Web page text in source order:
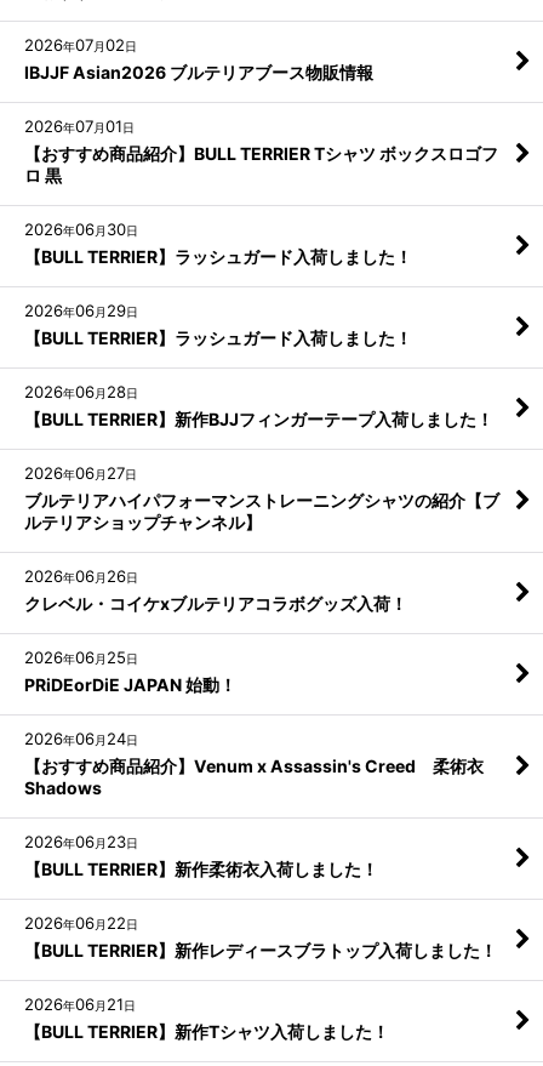
2026年07月02日
IBJJF Asian2026 ブルテリアブース物販情報
2026年07月01日
【おすすめ商品紹介】BULL TERRIER Tシャツ ボックスロゴフ
ロ 黒
2026年06月 30日
【BULL TERRIER】ラッシュガード入荷しました！
2026年06月 29日
【BULL TERRIER】ラッシュガード入荷しました！
2026年06月 28日
【BULL TERRIER】新作BJJフィンガーテープ入荷しました！
2026年06月 27日
ブルテリアハイパフォーマンストレーニングシャツの紹介【ブ
ルテリアショップチャンネル】
2026年06月 26日
クレベル・コイケxブルテリアコラボグッズ入荷！
2026年06月 25日
PRiDEorDiE JAPAN 始動！
2026年06月 24日
【おすすめ商品紹介】Venum x Assassin's Creed 柔術衣
Shadows
2026年06月 23日
【BULL TERRIER】新作柔術衣入荷しました！
2026年06月 22日
【BULL TERRIER】新作レディースブラトップ入荷しました！
2026年06月 21日
【BULL TERRIER】新作Tシャツ入荷しました！